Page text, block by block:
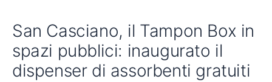
San Casciano, il Tampon Box in
spazi pubblici: inaugurato il
dispenser di assorbenti gratuiti